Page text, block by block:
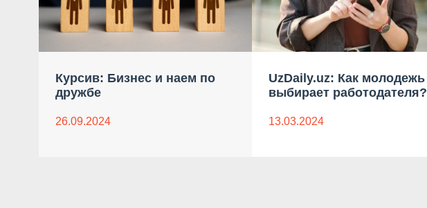
Курсив: Бизнес и наем по
дружбе
26.09.2024
UzDaily.uz: Как молодежь
выбирает работодателя?
13.03.2024